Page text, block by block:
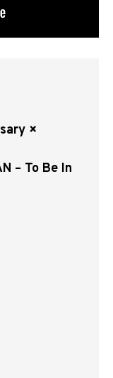
×
– To Be In